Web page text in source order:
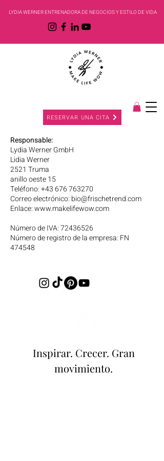
LYDIA WERNER ENTRENADORA DE NEGOCIOS Y ESTILO DE VIDA
RESERVAR UNA CITA
Responsable:
Lydia Werner GmbH
Lidia Werner
2521 Truma
anillo oeste 15
Teléfono:+43 676 763270
Correo electrónico: bio@frischetrend.com
Enlace:www.makelifewow.com
Número de IVA:72436526
Número de registro de la empresa: FN
474548
Inspirar. Crecer. Gran
movimiento.